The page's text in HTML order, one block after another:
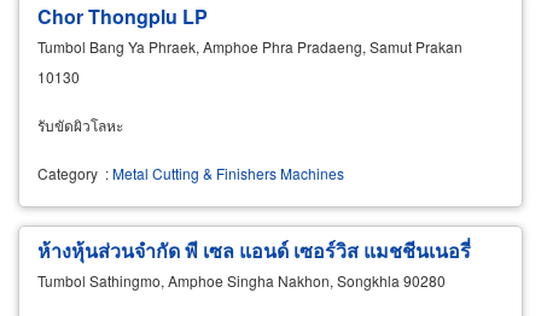
Chor Thongplu LP
Tumbol Bang Ya Phraek, Amphoe Phra Pradaeng, Samut Prakan
10130
รับขัดผิวโลหะ
Category :Metal Cutting & Finishers Machines
ห้างหุ้นส่วนจำกัด พี เซล แอนด์ เซอร์วิส แมชชีนเนอรี่
Tumbol Sathingmo, Amphoe Singha Nakhon, Songkhla 90280